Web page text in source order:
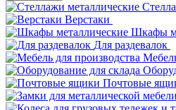
Верстаки
Шкафы
Для раздевалок
Почтовые